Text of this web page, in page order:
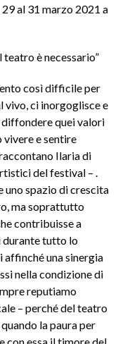
al 31 marzo 2021 a
teatro è necessario”
così difficile per
ci inorgoglisce e
diffondere quei valori
e sentire
Ilaria di
del festival – .
uno spazio di crescita
ma soprattutto
contribuisse a
durante tutto lo
una sinergia
nella condizione di
reputiamo
– perché del teatro
la paura per